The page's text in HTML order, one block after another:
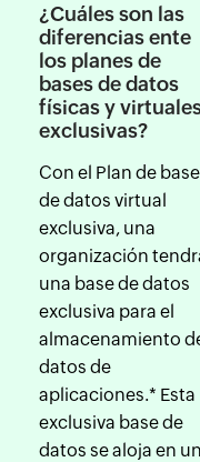
¿Cuáles son las
diferencias ente
los planes de
bases de datos
físicas y
exclusivas?
Con el Plan de base
de datos virtual
exclusiva, una
organización
una base de datos
exclusiva para el
almacenamiento
datos de
aplicaciones.* Esta
exclusiva base de
datos se aloja en un